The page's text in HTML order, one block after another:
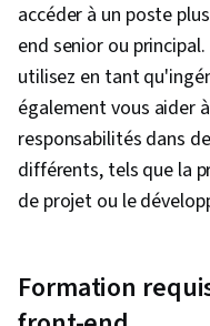
accéder à un poste
end senior ou
utilisez en tant
également vous aider
responsabilités dans
différents, tels que la
de projet ou le
Formation